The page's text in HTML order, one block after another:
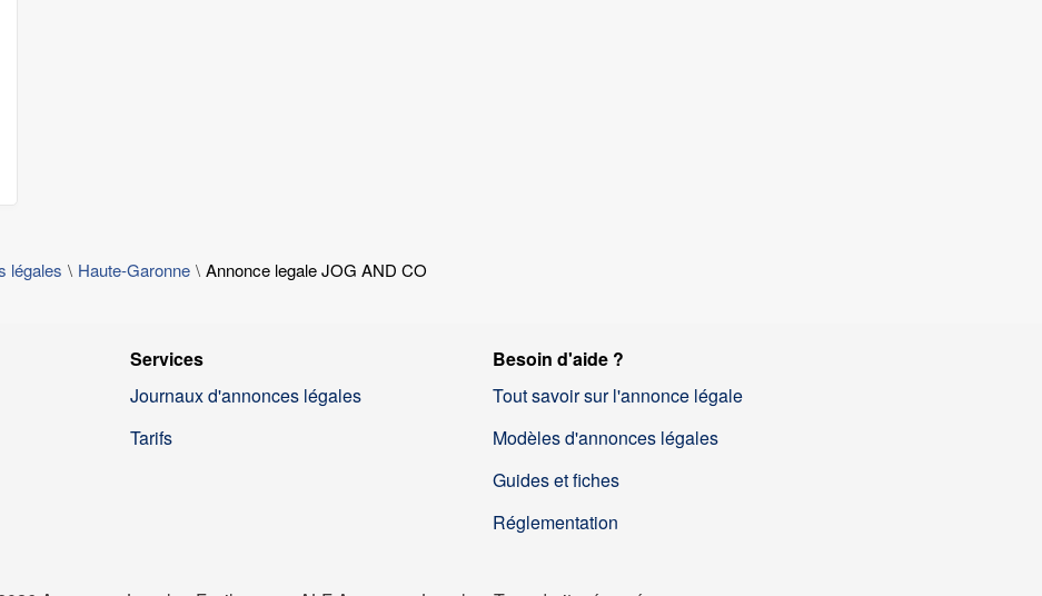
légales Haute-Garonne Annonce legale JOG AND CO
Services
Journaux d'annonces légales
Tarifs
Besoin d'aide ?
Tout savoir sur l'annonce légale
Modèles d'annonces légales
Guides et fiches
Réglementation